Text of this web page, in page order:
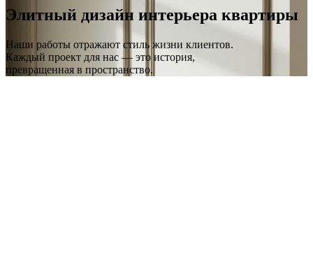
Элитный дизайн интерьера квартиры
Наши работы отражают стиль жизни клиентов.
Каждый проект для нас — это история,
превращенная в пространство.